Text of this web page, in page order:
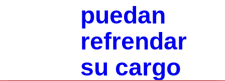
puedan
refrendar
su cargo